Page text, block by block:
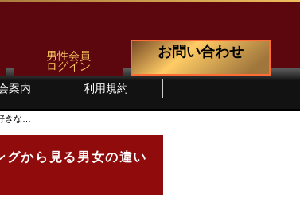
男性会員
ログイン
お問い合わせ
案内 利用規約
きな…
から見る男女の違い